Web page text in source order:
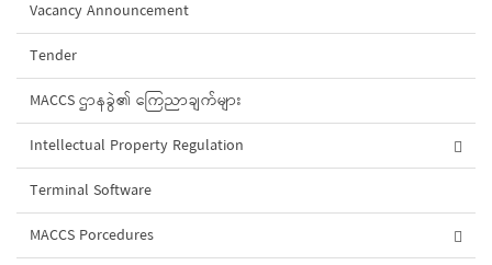
Vacancy Announcement
Tender
MACCS ဌာနခွဲ၏ ကြေညာချက်များ
Intellectual Property Regulation
Terminal Software
MACCS Porcedures